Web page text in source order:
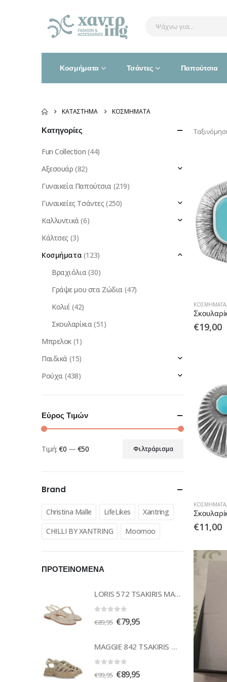
Κοσμήματα Τσάντες Παπούτσια
ΚΑΤΆΣΤΗΜΑ ΚΟΣΜΉΜΑΤΑ
ΚΟΣΜΉΜΑΤΑ,
€19,00
ΚΟΣΜΉΜΑΤΑ,
€11,00
Κατηγορίες
Fun Collection (44)
Αξεσουάρ (82)
Γυναικεία Παπούτσια (219)
Γυναικείες Τσάντες (250)
Καλλυντικά(6)
Κάλτσες (3)
Κοσμήματα (123)
Βραχιόλια(30)
Γράψε μου στα Ζώδια (47)
Κολιέ (42)
Σκουλαρίκια(51)
Μπρελοκ (1)
Παιδικά (15)
Ρούχα (438)
Εύρος Τιμών
Ελάχιστη
τιμή
Μέγιστη
τιμή
Φιλτράρισμα
Τιμή:€0 — €50
Brand
Christina Malle LifeLikes
Xantring
CHILLI BY XANTRING
Moomoo
ΠΡΟΤΕΙΝΟΜΕΝΑ
LORIS 572 TSAKIRIS MALLAS
€89,95 Original
was:
€79,95Η
τιμή
MAGGIE 842 TSAKIRIS MALLAS
€99,95 Original
€89,95Η